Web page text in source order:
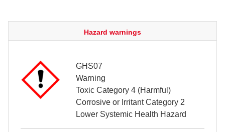
Hazard warnings
GHS07
Warning
Toxic Category 4 (Harmful)
Corrosive or Irritant Category 2
Lower Systemic Health Hazard